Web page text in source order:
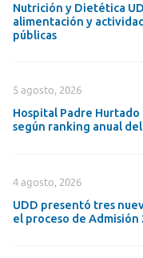
Nutrición y Dietética
alimentación y
públicas
5 agosto, 2026
Hospital Padre
según ranking anual
4 agosto, 2026
UDD presentó tres
el proceso de Admisión